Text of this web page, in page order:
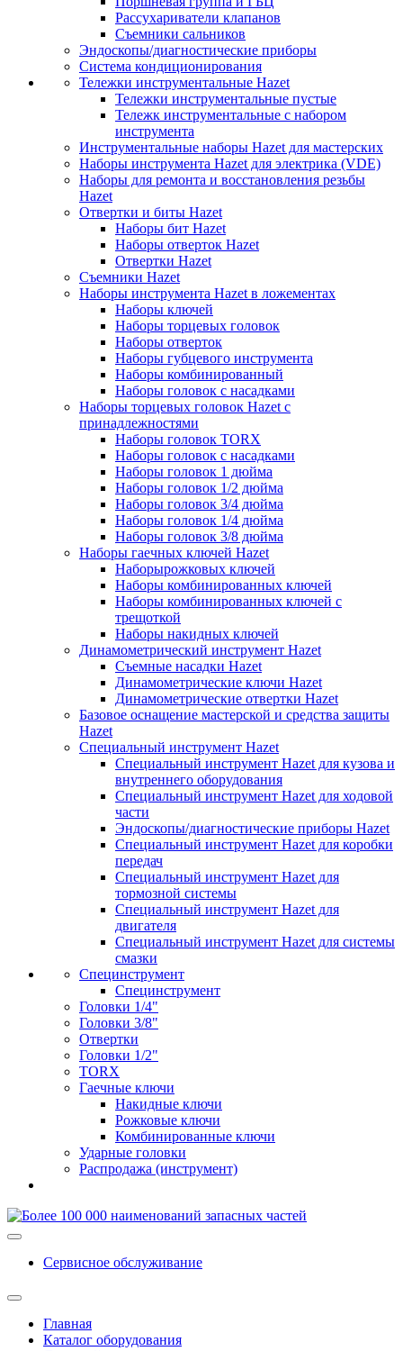
Рассухариватели клапанов
Съемники сальников
Эндоскопы/диагностические приборы
Система кондиционирования
Тележки инструментальные Hazet
Тележки инструментальные пустые
Тележк инструментальные с набором
инструмента
Инструментальные наборы Hazet для мастерских
Наборы инструмента Hazet для электрика (VDE)
Наборы для ремонта и восстановления резьбы
Hazet
Отвертки и биты Hazet
Наборы бит Hazet
Наборы отверток Hazet
Отвертки Hazet
Съемники Hazet
Наборы инструмента Hazet в ложементах
Наборы ключей
Наборы торцевых головок
Наборы отверток
Наборы губцевого инструмента
Наборы комбинированный
Наборы головок с насадками
Наборы торцевых головок Hazet с
принадлежностями
Наборы головок TORX
Наборы головок с насадками
Наборы головок 1 дюйма
Наборы головок 1/2 дюйма
Наборы головок 3/4 дюйма
Наборы головок 1/4 дюйма
Наборы головок 3/8 дюйма
Наборы гаечных ключей Hazet
Наборырожковых ключей
Наборы комбинированных ключей
Наборы комбинированных ключей с
трещоткой
Наборы накидных ключей
Динамометрический инструмент Hazet
Съемные насадки Hazet
Динамометрические ключи Hazet
Динамометрические отвертки Hazet
Базовое оснащение мастерской и средства защиты
Hazet
Специальный инструмент Hazet
Специальный инструмент Hazet для кузова и
внутреннего оборудования
Специальный инструмент Hazet для ходовой
части
Эндоскопы/диагностические приборы Hazet
Специальный инструмент Hazet для коробки
передач
Специальный инструмент Hazet для
тормозной системы
Специальный инструмент Hazet для
двигателя
Специальный инструмент Hazet для системы
смазки
Специнструмент
Специнструмент
Головки 1/4"
Головки 3/8"
Отвертки
Головки 1/2"
TORX
Гаечные ключи
Накидные ключи
Рожковые ключи
Комбинированные ключи
Ударные головки
Распродажа (инструмент)
Сервисное обслуживание
Главная
Каталог оборудования